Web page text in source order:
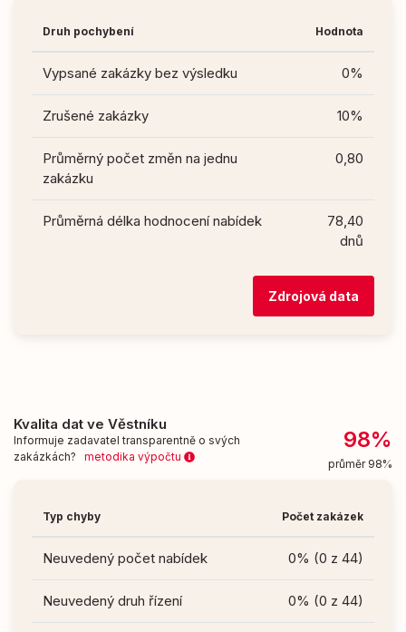
Druh pochybení Hodnota
Vypsané zakázky bez výsledku 0%
Zrušené zakázky 10%
Průměrný počet změn na jednu
zakázku
0,80
Průměrná délka hodnocení nabídek
78,40
dnů
Zdrojová data
Kvalita dat ve Věstníku
Informuje zadavatel transparentně o svých
zakázkách? metodika výpočtu
98%
průměr 98%
Typ chyby Počet zakázek
Neuvedený počet nabídek 0% (0 z 44)
Neuvedený druh řízení 0% (0 z 44)